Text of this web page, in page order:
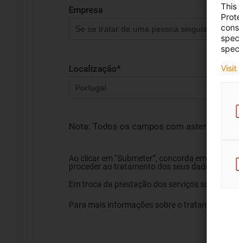
Empresa
Localização*
Nota: Todos os campos com asterisco (*)
Ao clicar em “Submeter”, concorda em
proceder ao tratamento dos seus dados
Em troca da prestação dos serviços
Para mais informações sobre o tratamento
This
Visit